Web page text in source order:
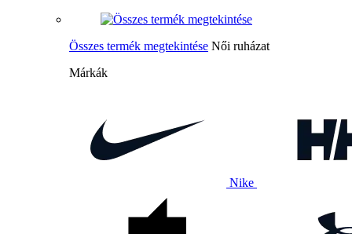
Összes termék megtekintése Női ruházat
Márkák
Nike